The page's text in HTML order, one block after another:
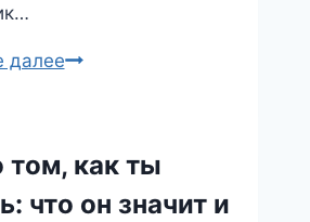
далееПутешествие
новые
горизонты
том, как ты
что он значит и